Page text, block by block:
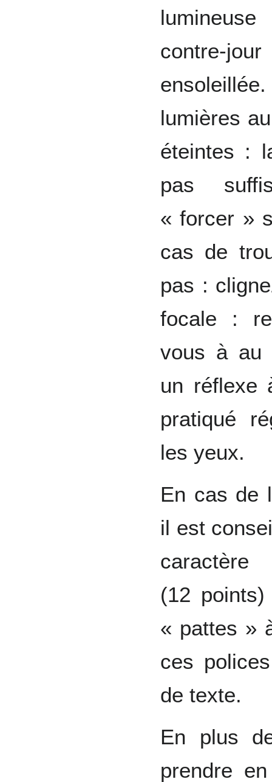
contre-
lumières
éteintes :
pas
« forcer »
cas de
pas :
focale :
vous à au
un réflexe
pratiqué
les yeux.
En cas de
il est
(12
« pattes »
ces
de texte.
En plus
prendre